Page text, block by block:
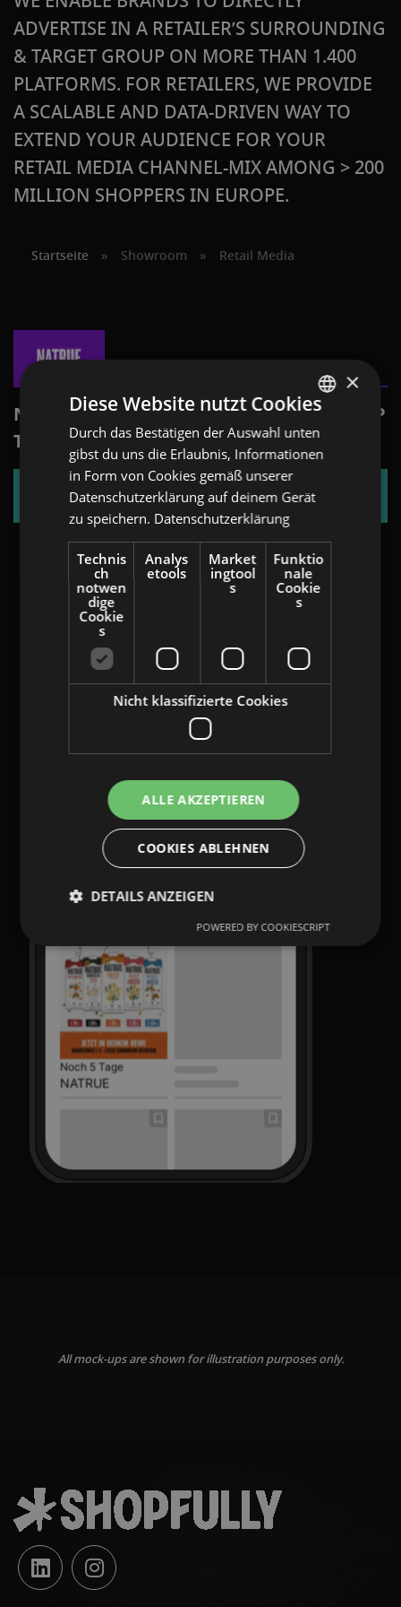
ADVERTISE IN A RETAILER’S SURROUNDING
& TARGET GROUP ON MORE THAN 1.400
PLATFORMS. FOR RETAILERS, WE PROVIDE
A SCALABLE AND DATA-DRIVEN WAY TO
EXTEND YOUR AUDIENCE FOR YOUR
RETAIL MEDIA CHANNEL-MIX AMONG > 200
MILLION SHOPPERS IN EUROPE.
Startseite » Showroom » Retail Media
NATRUE ACHIEVES REVENUE UPLIFT OF UP
TO 237%
FLYER
All mock-ups are shown for illustration purposes only.
ENGLISH
GERMAN
AT
BULGARIAN
ROMANIAN
HUNGARIAN
×
Diese Website nutzt Cookies
Durch das Bestätigen der Auswahl unten
gibst du uns die Erlaubnis, Informationen
in Form von Cookies gemäß unserer
Datenschutzerklärung auf deinem Gerät
zu speichern. Datenschutzerklärung
Technis
ch
notwen
dige
Cookie
s
Analys
etools
Market
ingtool
s
Funktio
nale
Cookie
s
Nicht klassifizierte Cookies
ALLE AKZEPTIEREN
COOKIES ABLEHNEN
DETAILS ANZEIGEN
POWERED BY COOKIESCRIPT